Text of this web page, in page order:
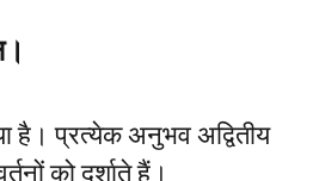
है। प्रत्येक अनुभव अद्वितीय
को दर्शाते हैं।